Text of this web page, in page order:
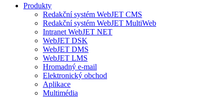
Produkty
Redakční systém WebJET CMS
Redakční systém WebJET MultiWeb
Intranet WebJET NET
WebJET DSK
WebJET DMS
WebJET LMS
Hromadný e-mail
Elektronický obchod
Aplikace
Multimédia